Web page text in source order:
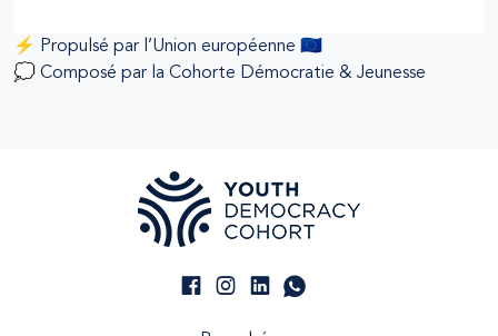
⚡ Propulsé par l’Union européenne 🇪🇺
💭 Composé par la Cohorte Démocratie & Jeunesse